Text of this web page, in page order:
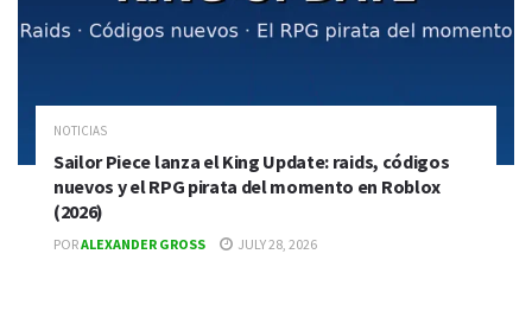
NOTICIAS
Sailor Piece lanza el King Update: raids, códigos
nuevos y el RPG pirata del momento en Roblox
(2026)
PORALEXANDER GROSS JULY 28, 2026